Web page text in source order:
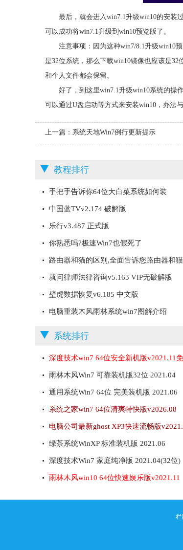
最后，就会进入win7.1升级win10的安装过
可以成功将win7.1升级到win10预览版了。
注意事项：因为这种win7/8.1升级win10预
是32位系统，那么下载win10镜像也应该是
和个人文件都会保留。
好了，到这里win7.1升级win10系统的操作
可以通过U盘启动等方式来安装win10，办法
上一篇： 系统天地Win7例行更新提示
教程排行
手把手告诉你64位大白菜系统如何装
中国蓝TVv2.174 破解版
乐行v3.487 正式版
你熟悉吗?极速Win7也假死了
路由器和猫的区别,全面告诉您路由器和
就问律师法律咨询v5.163 VIP无破解版
壁虎数据恢复v6.185 中文版
电脑重装木风雨林系统win7图解介绍
系统排行
深度技术win7 64位安全新机版v2021.11
雨林木风Win7 可靠装机版32位 2021.04
通用系统Win7 64位 完美装机版 2021.06
系统之家win7 64位清爽特快版v2026.08
电脑公司最新ghost XP3快速流畅版
绿茶系统WinXP 标准装机版 2021.06
深度技术Win7 家庭纯净版 2021.04(32位)
雨林木风win10 64位快速娱乐版v2021.11
栏